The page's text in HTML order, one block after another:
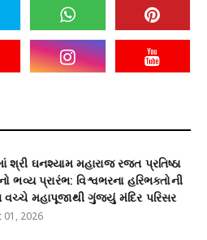
શ્રી ઘનશ્યામ મહારાજ રજત પ્રતિષ્ઠા
ભવ્ય પ્રારંભ: વિશ્વભરના હરિભક્તોની
વચ્ચે મહાપૂજાથી ગુંજ્યું મંદિર પરિસર
01, 2026